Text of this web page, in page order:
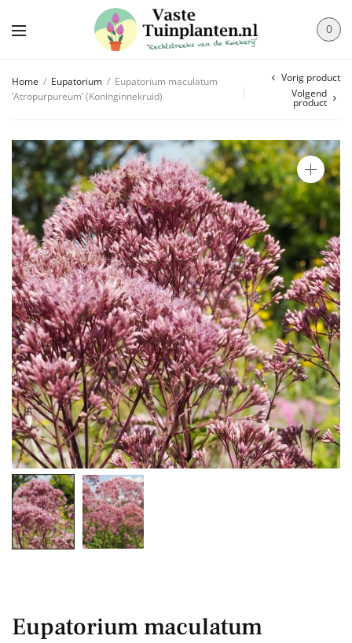
0
Home / Eupatorium / Eupatorium maculatum
‘Atropurpureum’ (Koninginnekruid)
Vorig product
Volgend
product
Eupatorium maculatum